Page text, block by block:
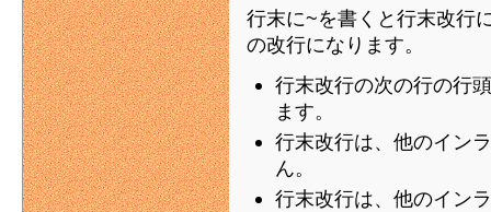
行末に~を書くと行末改行
の改行になります。
行末改行の次の行の行
ます。
行末改行は、他のイン
ん。
行末改行は、他のイン